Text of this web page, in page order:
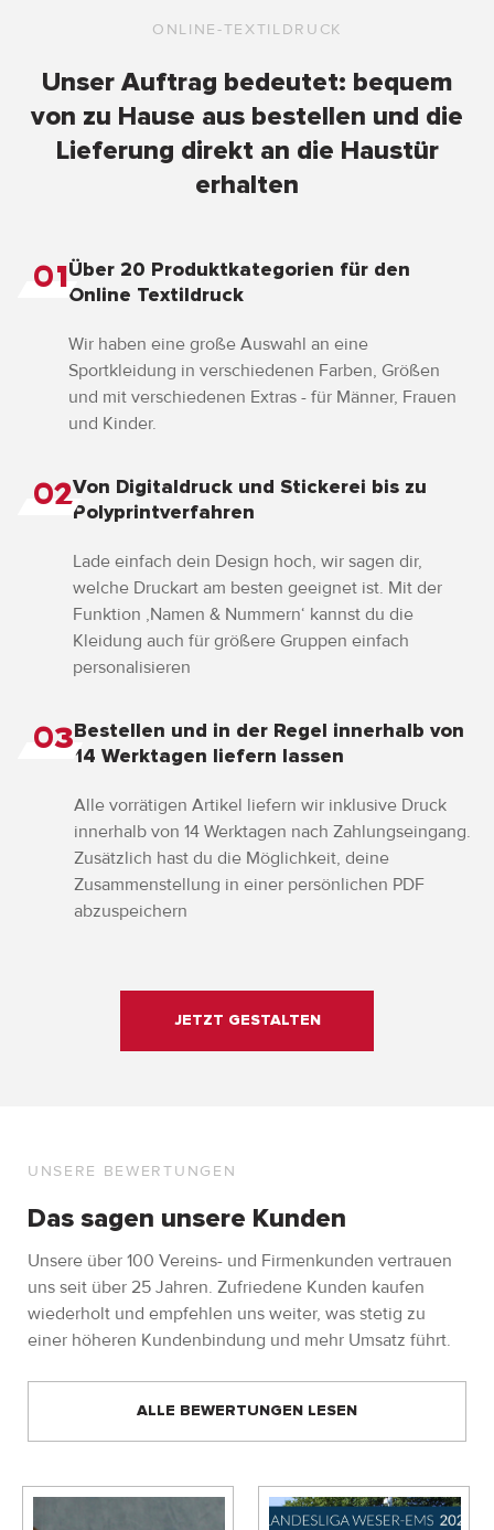
ONLINE-TEXTILDRUCK
Unser Auftrag bedeutet: bequem
von zu Hause aus bestellen und die
Lieferung direkt an die Haustür
erhalten
01 Über 20 Produktkategorien für den
Online Textildruck
Wir haben eine große Auswahl an eine
Sportkleidung in verschiedenen Farben, Größen
und mit verschiedenen Extras - für Männer, Frauen
und Kinder.
02Von Digitaldruck und Stickerei bis zu
Polyprintverfahren
Lade einfach dein Design hoch, wir sagen dir,
welche Druckart am besten geeignet ist. Mit der
Funktion ‚Namen & Nummern‘ kannst du die
Kleidung auch für größere Gruppen einfach
personalisieren
03 Bestellen und in der Regel innerhalb von
14 Werktagen liefern lassen
Alle vorrätigen Artikel liefern wir inklusive Druck
innerhalb von 14 Werktagen nach Zahlungseingang.
Zusätzlich hast du die Möglichkeit, deine
Zusammenstellung in einer persönlichen PDF
abzuspeichern
JETZT GESTALTEN
UNSERE BEWERTUNGEN
Das sagen unsere Kunden
Unsere über 100 Vereins- und Firmenkunden vertrauen
uns seit über 25 Jahren. Zufriedene Kunden kaufen
wiederholt und empfehlen uns weiter, was stetig zu
einer höheren Kundenbindung und mehr Umsatz führt.
ALLE BEWERTUNGEN LESEN